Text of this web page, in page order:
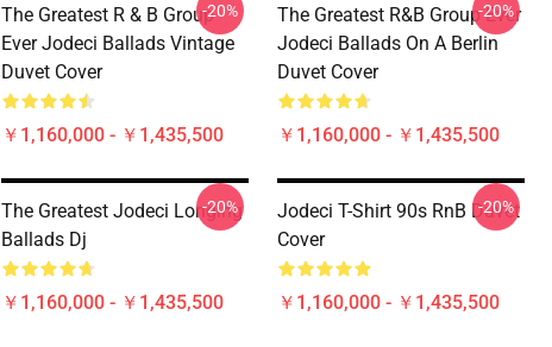
The Greatest R & B Group
Ever Jodeci Ballads Vintage
Duvet Cover
￥1,160,000 - ￥1,435,500
-20%
The Greatest R&B Group Ever
Jodeci Ballads On A Berlin
Duvet Cover
￥1,160,000 - ￥1,435,500
-20%
The Greatest Jodeci Longing
Ballads Dj
￥1,160,000 - ￥1,435,500
-20%
Jodeci T-Shirt 90s RnB Duvet
Cover
￥1,160,000 - ￥1,435,500
-20%